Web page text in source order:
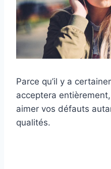
Parce qu’il y a
acceptera
aimer vos défauts
qualités.